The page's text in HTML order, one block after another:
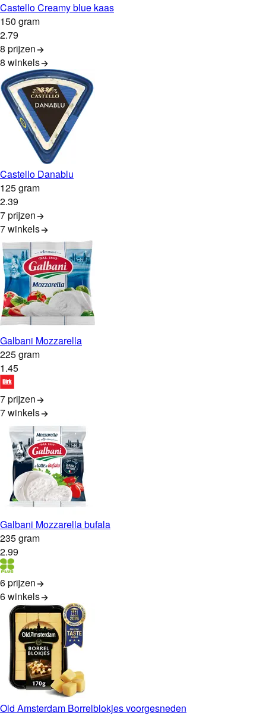
Castello Creamy blue kaas
150 gram
2.79
8 prijzen
8 winkels
Castello Danablu
125 gram
2.39
7 prijzen
7winkels
Galbani Mozzarella
225 gram
1.45
7 prijzen
7winkels
Galbani Mozzarella bufala
235 gram
2.99
6 prijzen
6winkels
Old Amsterdam Borrelblokjes voorgesneden